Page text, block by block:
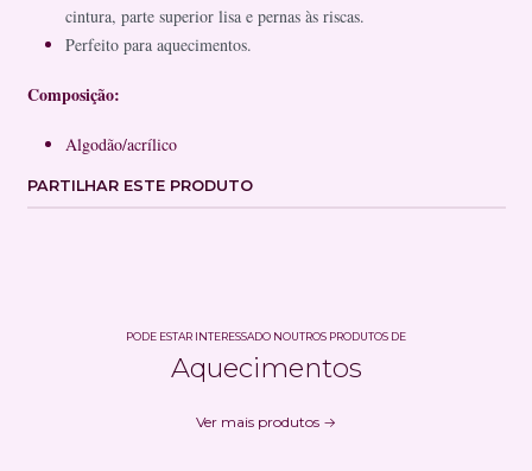
cintura, parte superior lisa e pernas às riscas.
Perfeito para aquecimentos.
Composição:
Algodão/acrílico
PARTILHAR ESTE PRODUTO
PODE ESTAR INTERESSADO NOUTROS PRODUTOS DE
Aquecimentos
Ver mais produtos